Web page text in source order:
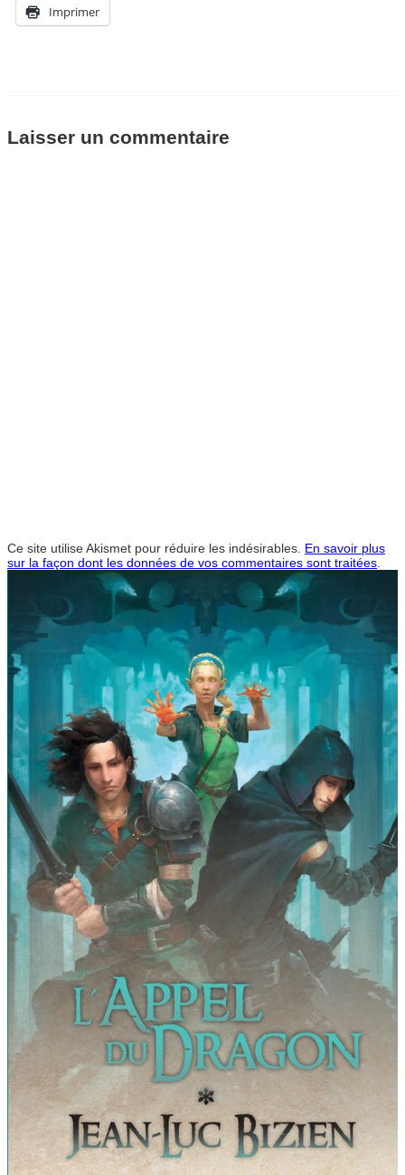
Imprimer
Laisser un commentaire
Ce site utilise Akismet pour réduire les indésirables. En savoir plus
sur la façon dont les données de vos commentaires sont traitées